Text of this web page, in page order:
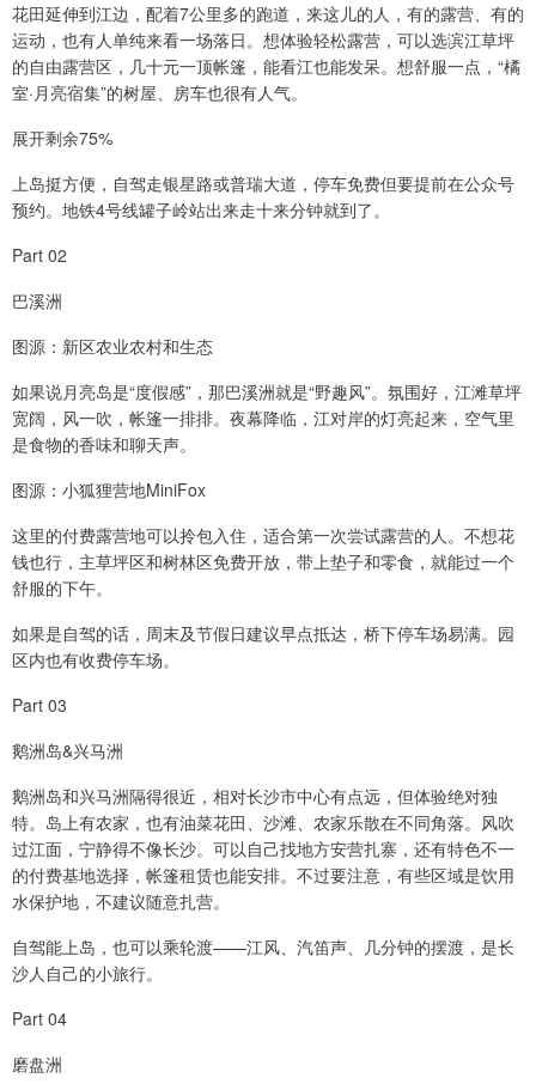
花田延伸到江边，配着7公里多的跑道，来这儿的人，有的露营、有的
运动，也有人单纯来看一场落日。想体验轻松露营，可以选滨江草坪
的自由露营区，几十元一顶帐篷，能看江也能发呆。想舒服一点，“橘
室·月亮宿集”的树屋、房车也很有人气。
展开剩余75%
上岛挺方便，自驾走银星路或普瑞大道，停车免费但要提前在公众号
预约。地铁4号线罐子岭站出来走十来分钟就到了。
Part 02
巴溪洲
图源：新区农业农村和生态
如果说月亮岛是“度假感”，那巴溪洲就是“野趣风”。氛围好，江滩草坪
宽阔，风一吹，帐篷一排排。夜幕降临，江对岸的灯亮起来，空气里
是食物的香味和聊天声。
图源：小狐狸营地MiniFox
这里的付费露营地可以拎包入住，适合第一次尝试露营的人。不想花
钱也行，主草坪区和树林区免费开放，带上垫子和零食，就能过一个
舒服的下午。
如果是自驾的话，周末及节假日建议早点抵达，桥下停车场易满。园
区内也有收费停车场。
Part 03
鹅洲岛&兴马洲
鹅洲岛和兴马洲隔得很近，相对长沙市中心有点远，但体验绝对独
特。岛上有农家，也有油菜花田、沙滩、农家乐散在不同角落。风吹
过江面，宁静得不像长沙。可以自己找地方安营扎寨，还有特色不一
的付费基地选择，帐篷租赁也能安排。不过要注意，有些区域是饮用
水保护地，不建议随意扎营。
自驾能上岛，也可以乘轮渡——江风、汽笛声、几分钟的摆渡，是长
沙人自己的小旅行。
Part 04
磨盘洲